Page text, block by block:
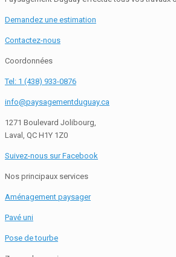
Demandez une estimation
Contactez-nous
Coordonnées
Tel: 1 (438) 933-0876
info@paysagementduguay.ca
1271 Boulevard Jolibourg,
Laval, QC H1Y 1Z0
Suivez-nous sur Facebook
Nos principaux services
Aménagement paysager
Pavé uni
Pose de tourbe